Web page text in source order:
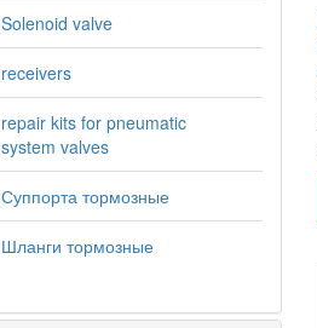
Solenoid valve
receivers
repair kits for pneumatic
system valves
Суппорта тормозные
Шланги тормозные